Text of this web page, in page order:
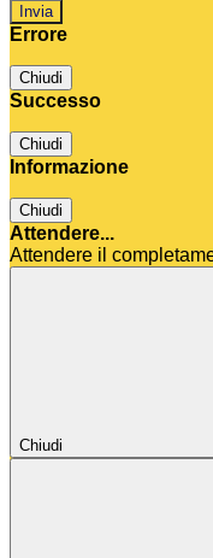
Errore
Chiudi
Successo
Chiudi
Informazione
Chiudi
Attendere...
Attendere il
Chiudi